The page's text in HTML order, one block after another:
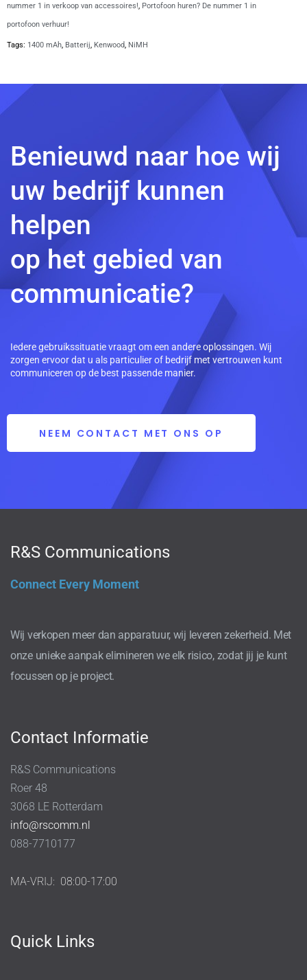
nummer 1 in verkoop van accessoires!, Portofoon huren? De nummer 1 in
portofoon verhuur!
Tags: 1400 mAh, Batterij, Kenwood, NiMH
Benieuwd naar hoe wij
uw bedrijf kunnen
helpen
op het gebied van
communicatie?
Iedere gebruikssituatie vraagt om een andere oplossingen. Wij
zorgen ervoor dat u als particulier of bedrijf met vertrouwen kunt
communiceren op de best passende manier.
NEEM CONTACT MET ONS OP
R&S Communications
Connect Every Moment
Wij verkopen meer dan apparatuur, wij leveren zekerheid. Met
onze unieke aanpak elimineren we elk risico, zodat jij je kunt
focussen op je project.
Contact Informatie
R&S Communications
Roer 48
3068 LE Rotterdam
info@rscomm.nl
088-7710177
MA-VRIJ: 08:00-17:00
Quick Links